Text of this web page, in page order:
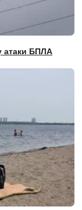
атаки БПЛА